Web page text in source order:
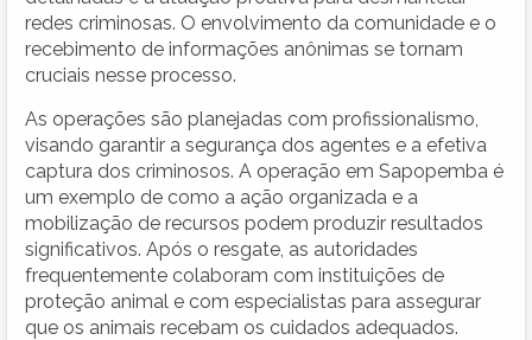
redes criminosas. O envolvimento da comunidade e o
recebimento de informações anônimas se tornam
cruciais nesse processo.
As operações são planejadas com profissionalismo,
visando garantir a segurança dos agentes e a efetiva
captura dos criminosos. A operação em Sapopemba é
um exemplo de como a ação organizada e a
mobilização de recursos podem produzir resultados
significativos. Após o resgate, as autoridades
frequentemente colaboram com instituições de
proteção animal e com especialistas para assegurar
que os animais recebam os cuidados adequados.